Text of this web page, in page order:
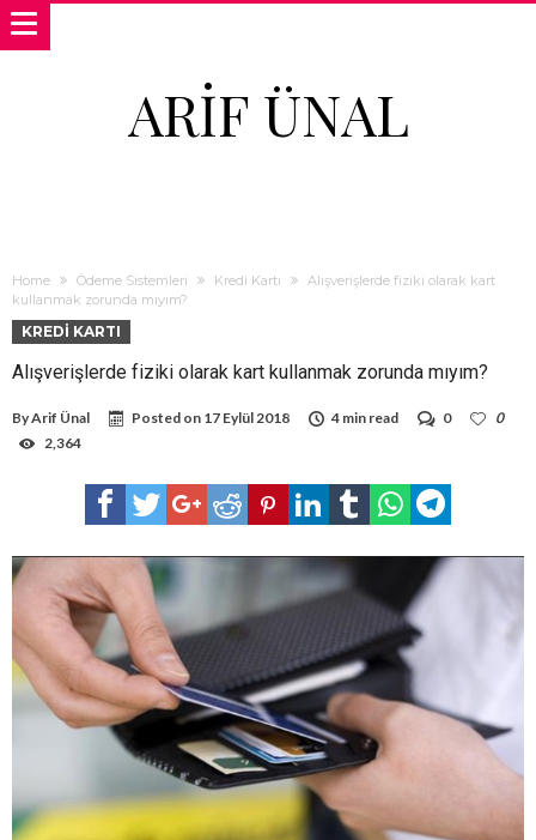
ARIF ÜNAL
Home Ödeme Sistemleri Kredi Kartı
Alışverişlerde fiziki olarak kart
kullanmak zorunda mıyım?
KREDI KARTI
Alışverişlerde fiziki olarak kart kullanmak zorunda mıyım?
ByArif Ünal Posted on 17 Eylül 2018 4 min read 0
0
2,364